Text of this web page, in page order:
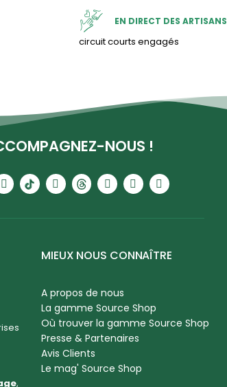
EN DIRECT DES ARTISANS
circuit courts engagés
NOUS !
,
MIEUX NOUS CONNAÎTRE
A propos de nous
La gamme Source Shop
Où trouver la gamme Source Shop
Presse & Partenaires
Avis Clients
Le mag' Source Shop